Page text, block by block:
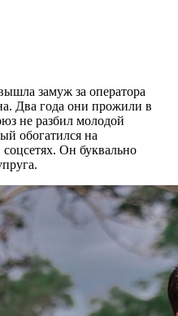
замуж за оператора
Два года они прожили в
не разбил молодой
обогатился на
Он буквально